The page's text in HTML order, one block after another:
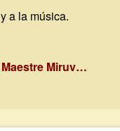
a la música.
Maestre Miruv…